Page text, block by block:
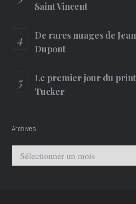
Saint Vincent
De rares nuages de
Dupont
Le premier jour du
Tucker
Archives
Archives